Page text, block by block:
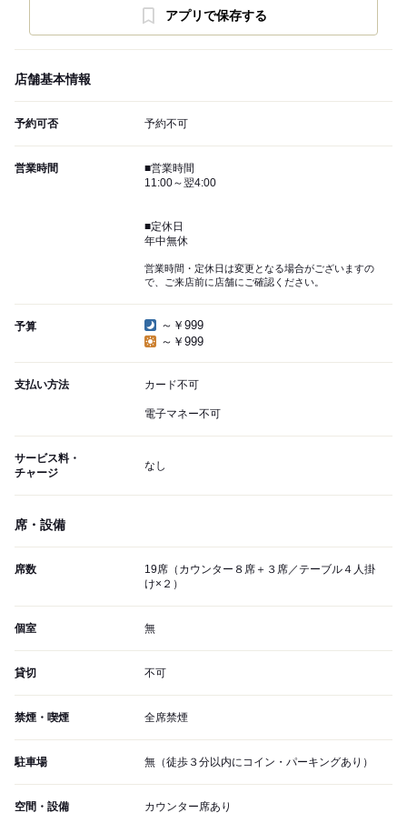
アプリで保存する
店舗基本情報
予約可否 予約不可
営業時間
■営業時間
11:00～翌4:00
■定休日
年中無休
営業時間・定休日は変更となる場合がございますの
で、ご来店前に店舗にご確認ください。
予算
～￥999
～￥999
支払い方法 カード不可
電子マネー不可
サービス料・
チャージ
なし
席・設備
席数
19席（カウンター８席＋３席／テーブル４人掛
け×２）
個室 無
貸切 不可
禁煙・喫煙 全席禁煙
駐車場 無（徒歩３分以内にコイン・パーキングあり）
空間・設備 カウンター席あり